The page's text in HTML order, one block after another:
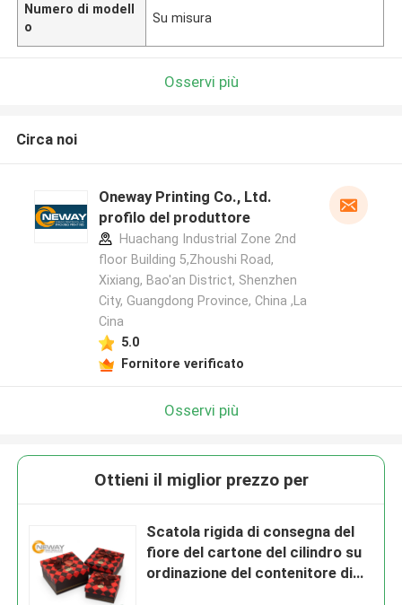
Numero di modell
o
Su misura
Osservi più
Circa noi
Oneway Printing Co., Ltd.
profilo del produttore
Huachang Industrial Zone 2nd
floor Building 5,Zhoushi Road,
Xixiang, Bao'an District, Shenzhen
City, Guangdong Province, China ,La
Cina
5.0
Fornitore verificato
Osservi più
Ottieni il miglior prezzo per
Scatola rigida di consegna del
fiore del cartone del cilindro su
ordinazione del contenitore di